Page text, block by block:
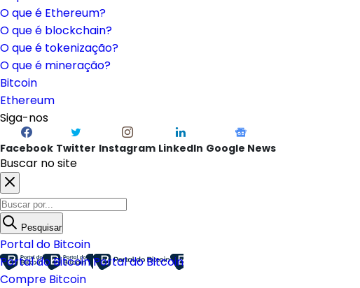
O que é Ethereum?
O que é blockchain?
O que é tokenização?
O que é mineração?
Bitcoin
Ethereum
Siga-nos
Facebook Twitter Instagram LinkedIn Google News
Buscar no site
Pesquisar
Portal do Bitcoin
Portal do BitcoinPortal do Bitcoin
Compre Bitcoin